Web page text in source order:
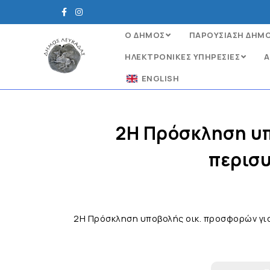
Ο ΔΗΜΟΣ ΠΑΡΟΥΣΙΑΣΗ
ΗΛΕΚΤΡΟΝΙΚΈΣ ΥΠΗΡΕΣΊΕΣ
ENGLISH
2Η Πρόσκληση
2Η Πρόσκληση υποβολής οικ. προσφορών